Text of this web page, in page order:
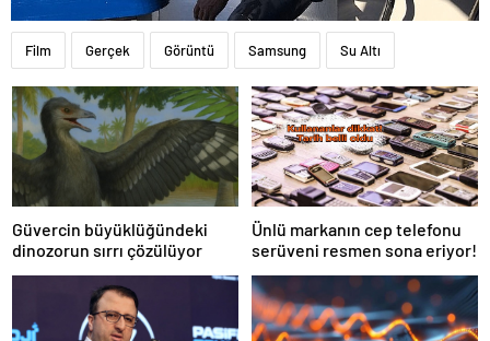
Film Gerçek Görüntü Samsung Su Altı
Güvercin büyüklüğündeki
dinozorun sırrı çözülüyor
Ünlü markanın cep telefonu
serüveni resmen sona eriyor!